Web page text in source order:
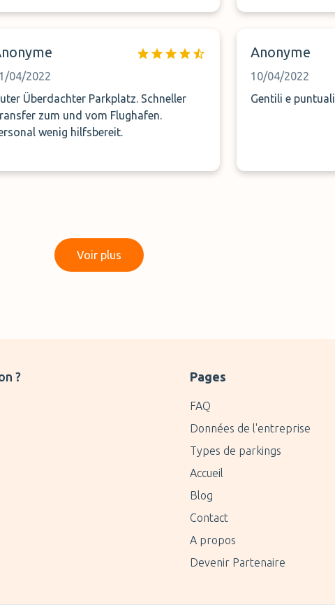
04/2022
Überdachter Parkplatz. Schneller
zum und vom Flughafen.
wenig hilfsbereit.
Anonyme
10/04/2022
Gentili e puntuali
Voir plus
? Pages
FAQ
Données de l'entreprise
Types de parkings
Accueil
Blog
Contact
A propos
Devenir Partenaire